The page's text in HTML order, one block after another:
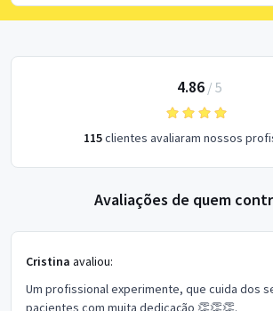
4.86/ 5
115clientes avaliaram nossos
Avaliações de quem
Cristina avaliou:
Um profissional experimente, que cuida dos
pacientes com muita dedicação 👏👏👏.